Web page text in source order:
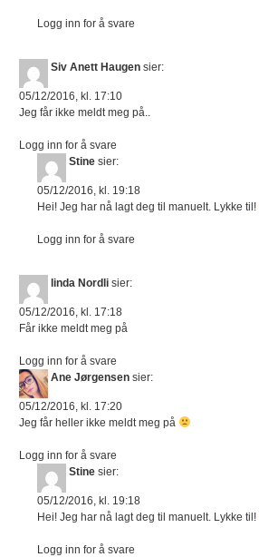
Logg inn for å svare
Siv Anett Haugen sier:
05/12/2016, kl. 17:10
Jeg får ikke meldt meg på..
Logg inn for å svare
Stine sier:
05/12/2016, kl. 19:18
Hei! Jeg har nå lagt deg til manuelt. Lykke til!
Logg inn for å svare
linda Nordli sier:
05/12/2016, kl. 17:18
Får ikke meldt meg på
Logg inn for å svare
Ane Jørgensen sier:
05/12/2016, kl. 17:20
Jeg får heller ikke meldt meg på
Logg inn for å svare
Stine sier:
05/12/2016, kl. 19:18
Hei! Jeg har nå lagt deg til manuelt. Lykke til!
Logg inn for å svare